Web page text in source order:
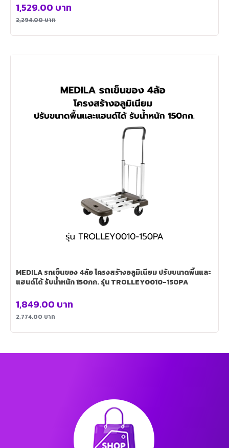
2,294.00บาท
1,529.00 บาท
MEDILA รถเข็นของ 4ล้อ โครงสร้างอลูมิเนียม ปรับขนาดพื้นและ
แฮนด์ได้ รับน้ำหนัก 150กก. รุ่น TROLLEY0010-150PA
2,774.00บาท
1,849.00 บาท